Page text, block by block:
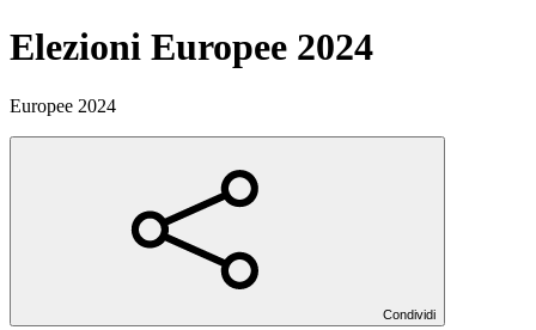
Elezioni Europee 2024
Europee 2024
Condividi